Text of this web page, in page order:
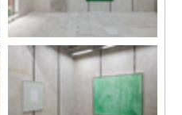
展覽現場